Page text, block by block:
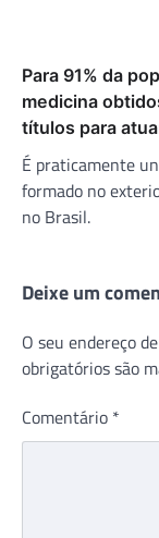
Para 91% da
medicina
títulos para
É praticamente
formado no
no Brasil.
Deixe um
O seu endereço
obrigatórios são
Comentário *